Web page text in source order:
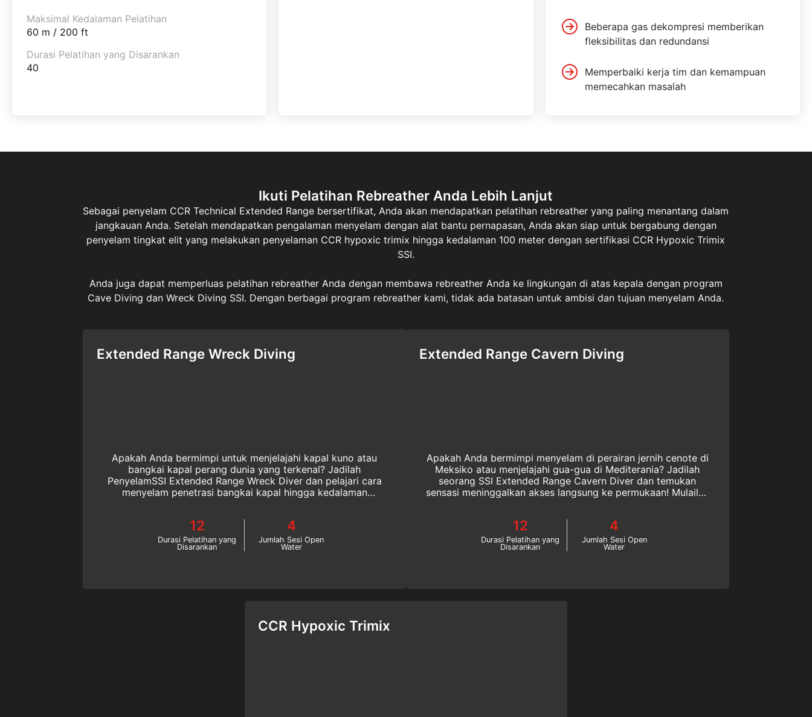
Maksimal Kedalaman Pelatihan
60 m / 200 ft
Durasi Pelatihan yang Disarankan
40
Beberapa gas dekompresi memberikan
fleksibilitas dan redundansi
Memperbaiki kerja tim dan kemampuan
memecahkan masalah
Ikuti Pelatihan Rebreather Anda Lebih Lanjut
Sebagai penyelam CCR Technical Extended Range bersertifikat, Anda akan mendapatkan pelatihan rebreather yang paling menantang dalam
jangkauan Anda. Setelah mendapatkan pengalaman menyelam dengan alat bantu pernapasan, Anda akan siap untuk bergabung dengan
penyelam tingkat elit yang melakukan penyelaman CCR hypoxic trimix hingga kedalaman 100 meter dengan sertifikasi CCR Hypoxic Trimix
SSI.
Anda juga dapat memperluas pelatihan rebreather Anda dengan membawa rebreather Anda ke lingkungan di atas kepala dengan program
Cave Diving dan Wreck Diving SSI. Dengan berbagai program rebreather kami, tidak ada batasan untuk ambisi dan tujuan menyelam Anda.
Extended Range Wreck Diving
Apakah Anda bermimpi untuk menjelajahi kapal kuno atau
bangkai kapal perang dunia yang terkenal? Jadilah
PenyelamSSI Extended Range Wreck Diver dan pelajari cara
menyelam penetrasi bangkai kapal hingga kedalaman
12
Durasi Pelatihan yang
Disarankan
4
Jumlah Sesi Open
Water
Extended Range Cavern Diving
Apakah Anda bermimpi menyelam di perairan jernih cenote di
Meksiko atau menjelajahi gua-gua di Mediterania? Jadilah
seorang SSI Extended Range Cavern Diver dan temukan
sensasi meninggalkan akses langsung ke permukaan! Mulailah
12
Durasi Pelatihan yang
Disarankan
4
Jumlah Sesi Open
Water
CCR Hypoxic Trimix